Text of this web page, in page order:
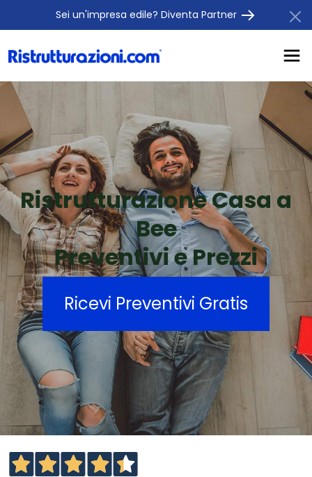
Sei un'impresa edile? Diventa Partner
Ristrutturazione Casa a
Bee
Preventivi e Prezzi
Ricevi Preventivi Gratis